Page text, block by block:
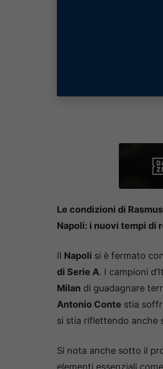
Le condizioni di
Napoli: i nuovi tempi di
Il Napoli si è fermato
di Serie A. I campioni
Milan di guadagnare
Antonio Conte stia
si stia riflettendo anche
Si nota anche sotto il
elementi essenziali come